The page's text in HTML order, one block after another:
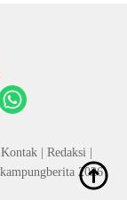
Kontak | Redaksi |
2026